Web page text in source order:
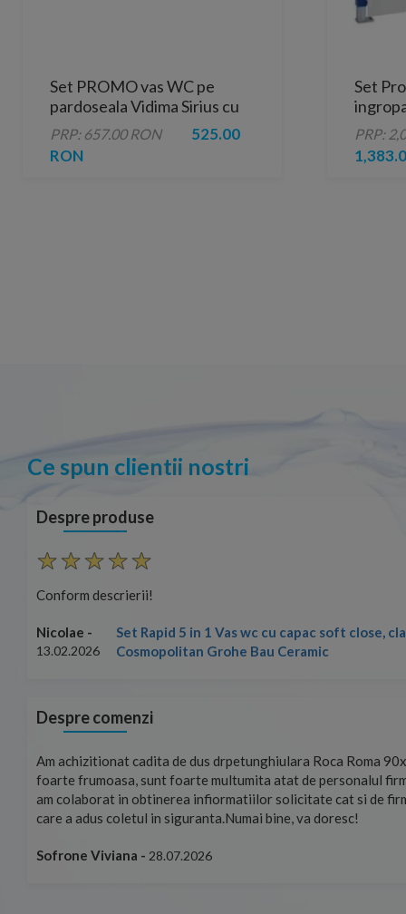
Set PROMO vas WC pe
pardoseala Vidima Sirius cu
rezervor aparent si capac
polipropilena alb
PRP: 657.00 RON
525.00
RON
Set
Sigma
set
PRP:
Ce spun clientii nostri
Despre produse
Conform descrierii!
Nicolae -
13.02.2026
Set Rapid 5 in 1 Vas wc cu capac soft close,
Cosmopolitan Grohe Bau Ceramic
Despre comenzi
Am achizitionat cadita de dus drpetunghiulara Roca Roma
foarte frumoasa, sunt foarte multumita atat de personalul
am colaborat in obtinerea infiormatiilor solicitate cat si de
care a adus coletul in siguranta.Numai bine, va doresc!
Sofrone Viviana - 28.07.2026